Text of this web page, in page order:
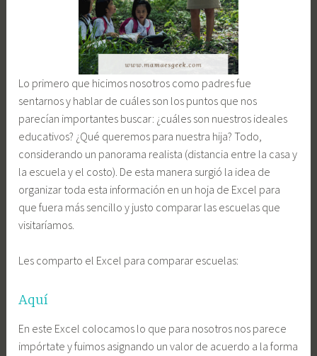
Lo primero que hicimos nosotros como padres fue
sentarnos y hablar de cuáles son los puntos que nos
parecían importantes buscar: ¿cuáles son nuestros ideales
educativos? ¿Qué queremos para nuestra hija? Todo,
considerando un panorama realista (distancia entre la casa y
la escuela y el costo). De esta manera surgió la idea de
organizar toda esta información en un hoja de Excel para
que fuera más sencillo y justo comparar las escuelas que
visitaríamos.
Les comparto el Excel para comparar escuelas:
Aquí
En este Excel colocamos lo que para nosotros nos parece
impórtate y fuimos asignando un valor de acuerdo a la forma